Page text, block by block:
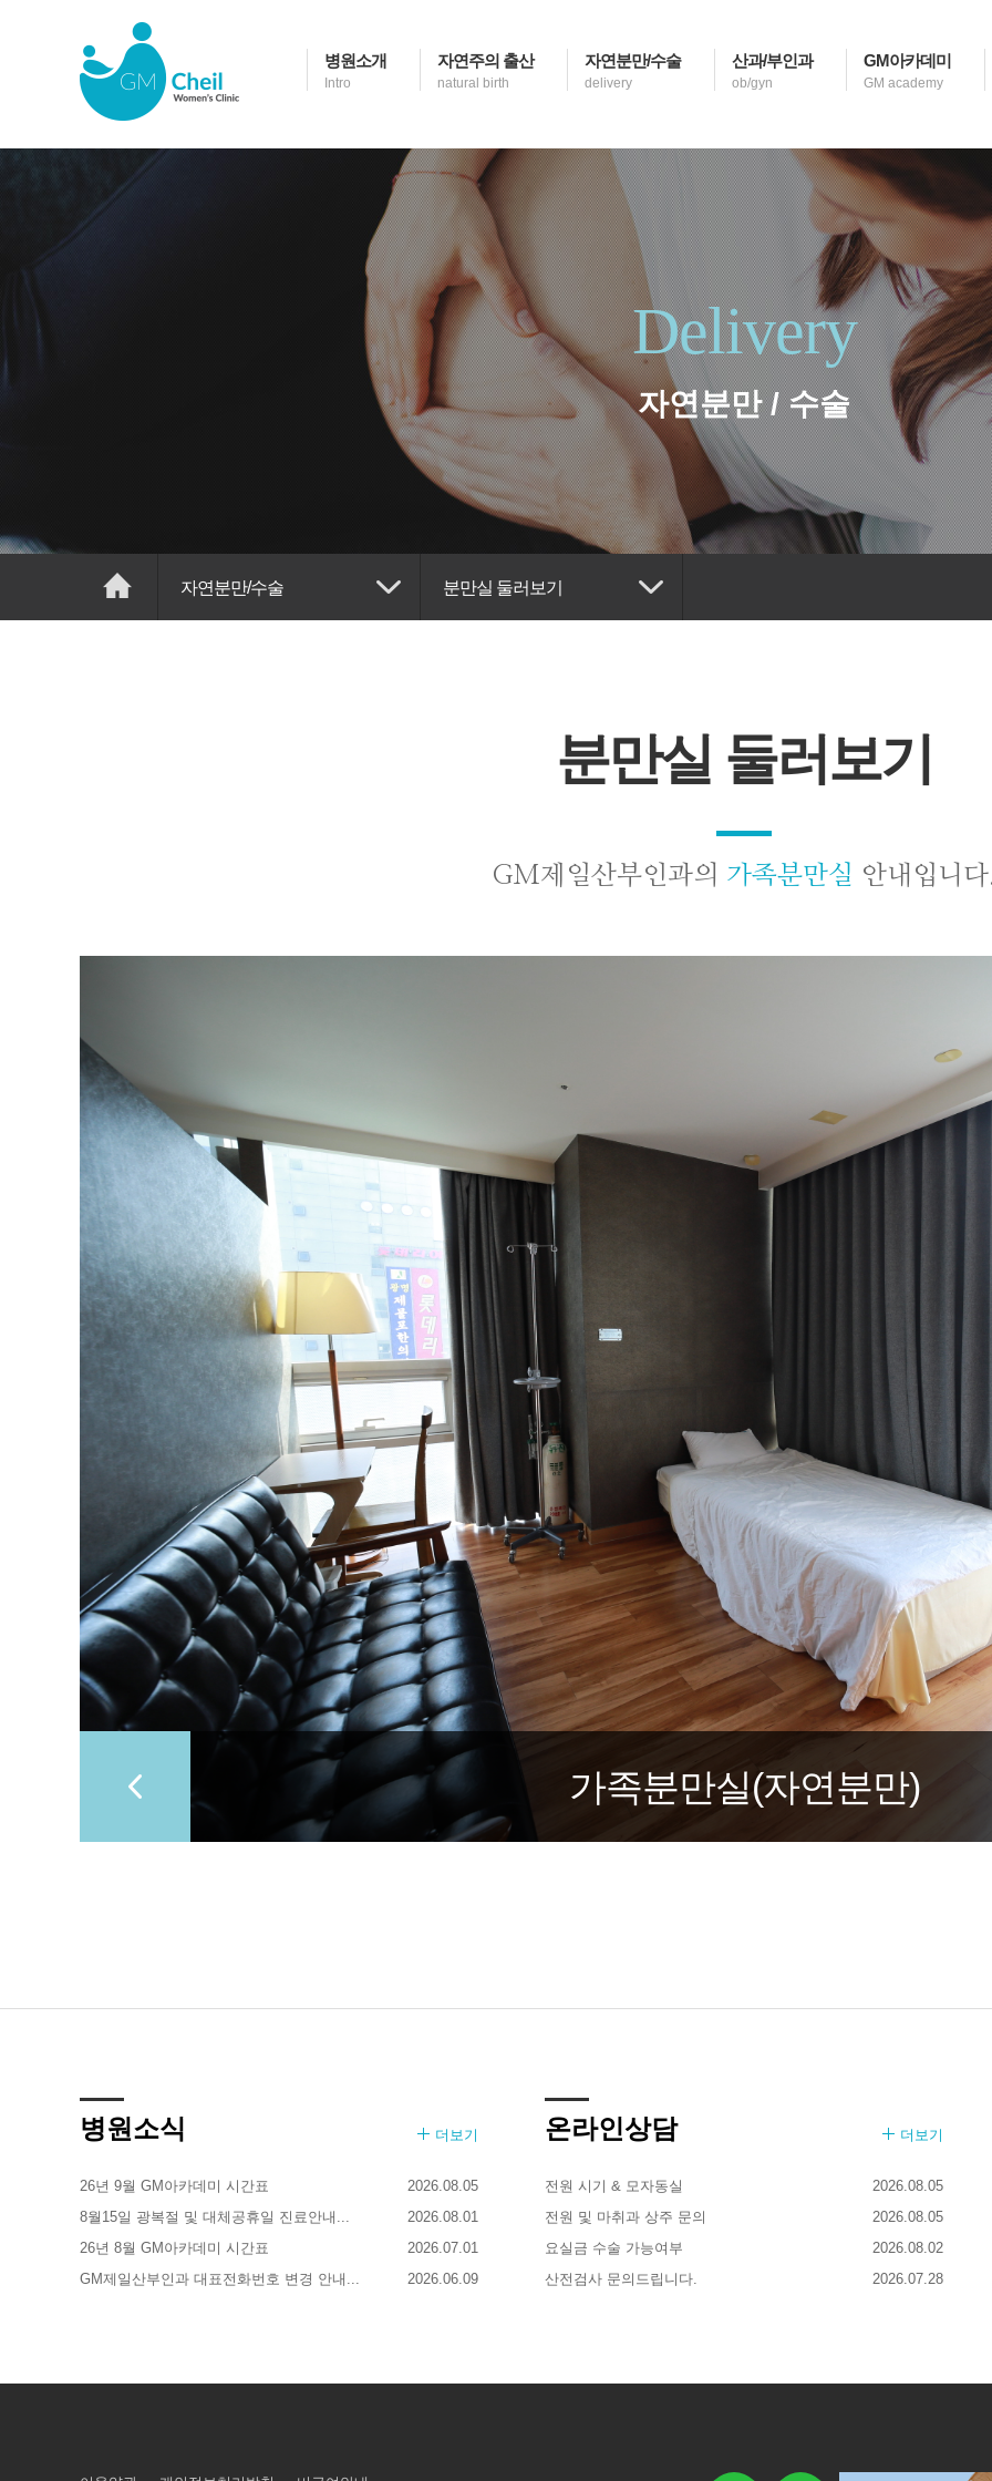
병원소개
Intro
자연주의 출산
natural birth
자연분만/수술
delivery
산과/부인과
ob/gyn
GM아카데미
GM academy
Delivery
자연분만 / 수술
자연분만/수술 분만실 둘러보기
분만실 둘러보기
GM제일산부인과의 가족분만실 안내입니
가족분만실(자연분만)
병원소식 더보기
26년 9월 GM아카데미 시간표
2026.08.05
8월15일 광복절 및 대체공휴일 진료안내...
2026.08.01
26년 8월 GM아카데미 시간표
2026.07.01
GM제일산부인과 대표전화번호 변경 안내...
2026.06.09
온라인상담 더보기
전원 시기 & 모자동실
2026.08.05
전원 및 마취과 상주 문의
2026.08.05
요실금 수술 가능여부
2026.08.02
산전검사 문의드립니다.
2026.07.28